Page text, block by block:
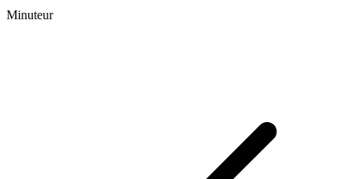
Minuteur